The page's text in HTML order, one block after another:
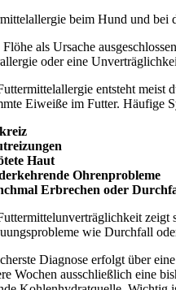
beim Hund und bei
Flöhe als Ursache
oder eine
entsteht meist
Eiweiße im Futter. Häufige
Haut
Ohrenprobleme
Erbrechen oder
zeigt
wie Durchfall
Diagnose erfolgt über
Wochen ausschließlich eine